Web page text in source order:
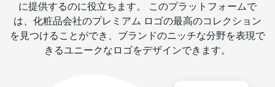
に提供するのに役立ちます。 このプラットフォームで
は、化粧品会社のプレミアム ロゴの最高のコレクション
を見つけることができ、ブランドのニッチな分野を表現で
きるユニークなロゴをデザインできます。